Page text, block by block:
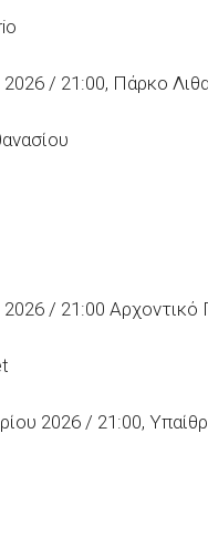
2026 / 21:00, Πάρκο
2026 / 21:00 Αρχοντικό
2026 / 21:00,